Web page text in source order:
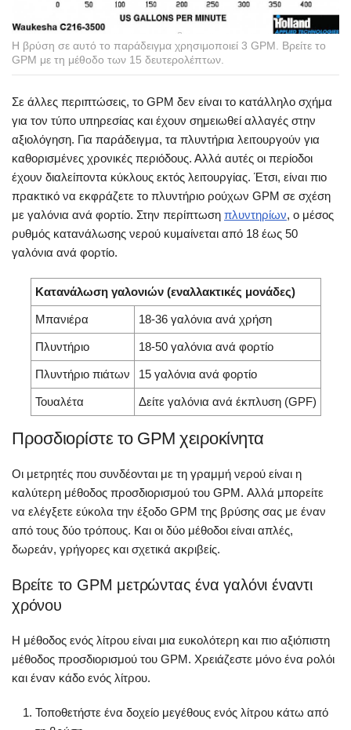
Η βρύση σε αυτό το παράδειγμα χρησιμοποιεί 3 GPM. Βρείτε το
GPM με τη μέθοδο των 15 δευτερολέπτων.
Σε άλλες περιπτώσεις, το GPM δεν είναι το κατάλληλο σχήμα
για τον τύπο υπηρεσίας και έχουν σημειωθεί αλλαγές στην
αξιολόγηση. Για παράδειγμα, τα πλυντήρια λειτουργούν για
καθορισμένες χρονικές περιόδους. Αλλά αυτές οι περίοδοι
έχουν διαλείποντα κύκλους εκτός λειτουργίας. Έτσι, είναι πιο
πρακτικό να εκφράζετε το πλυντήριο ρούχων GPM σε σχέση
με γαλόνια ανά φορτίο. Στην περίπτωση πλυντηρίων, ο μέσος
ρυθμός κατανάλωσης νερού κυμαίνεται από 18 έως 50
γαλόνια ανά φορτίο.
Κατανάλωση γαλονιών (εναλλακτικές μονάδες)
Μπανιέρα 18-36 γαλόνια ανά χρήση
Πλυντήριο 18-50 γαλόνια ανά φορτίο
Πλυντήριο πιάτων 15 γαλόνια ανά φορτίο
Τουαλέτα Δείτε γαλόνια ανά έκπλυση (GPF)
Προσδιορίστε το GPM χειροκίνητα
Οι μετρητές που συνδέονται με τη γραμμή νερού είναι η
καλύτερη μέθοδος προσδιορισμού του GPM. Αλλά μπορείτε
να ελέγξετε εύκολα την έξοδο GPM της βρύσης σας με έναν
από τους δύο τρόπους. Και οι δύο μέθοδοι είναι απλές,
δωρεάν, γρήγορες και σχετικά ακριβείς.
Βρείτε το GPM μετρώντας ένα γαλόνι έναντι
χρόνου
Η μέθοδος ενός λίτρου είναι μια ευκολότερη και πιο αξιόπιστη
μέθοδος προσδιορισμού του GPM. Χρειάζεστε μόνο ένα ρολόι
και έναν κάδο ενός λίτρου.
Τοποθετήστε ένα δοχείο μεγέθους ενός λίτρου κάτω από